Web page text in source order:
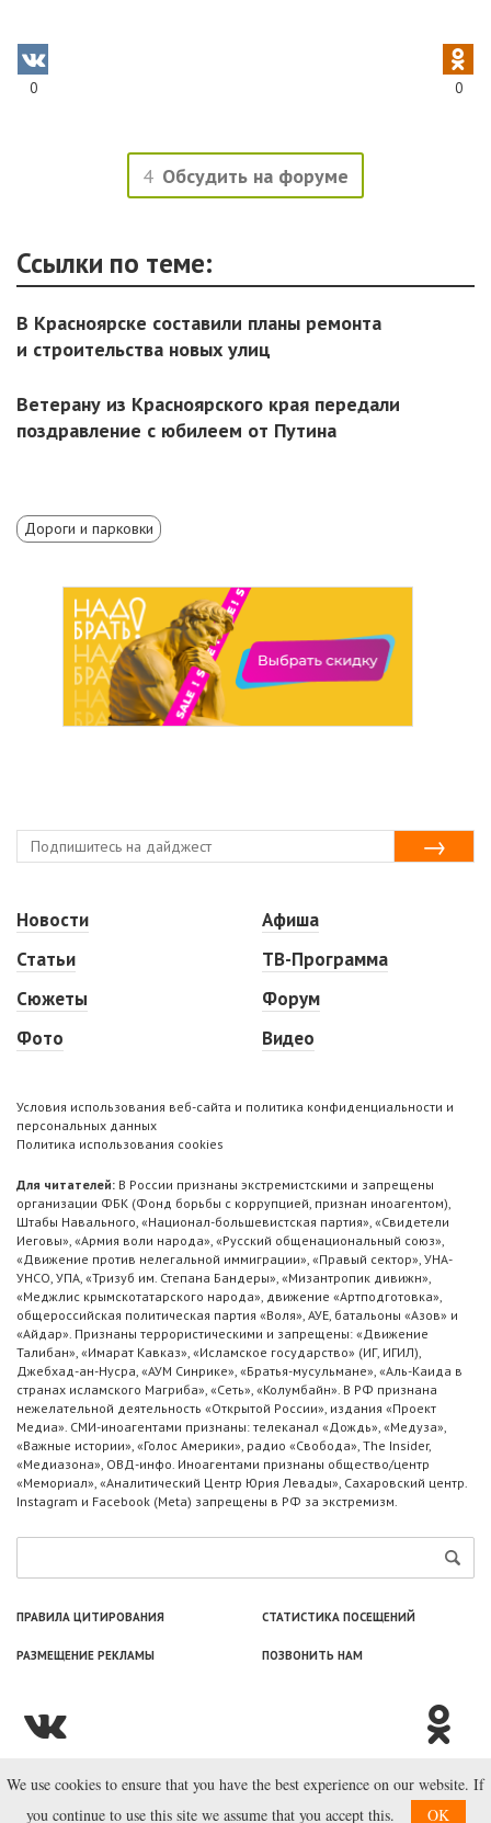
0 0
4 Обсудить на форуме
Ссылки по теме:
В Красноярске составили планы ремонта
и строительства новых улиц
Ветерану из Красноярского края передали
поздравление с юбилеем от Путина
Дороги и парковки
Новости
Статьи
Сюжеты
Фото
Афиша
ТВ-Программа
Форум
Видео
Условия использования веб-сайта и политика конфиденциальности и
персональных данных
Политика использования cookies
Для читателей: В России признаны экстремистскими и запрещены
организации ФБК (Фонд борьбы с коррупцией, признан иноагентом),
Штабы Навального, «Национал-большевистская партия», «Свидетели
Иеговы», «Армия воли народа», «Русский общенациональный союз»,
«Движение против нелегальной иммиграции», «Правый сектор», УНА-
УНСО, УПА, «Тризуб им. Степана Бандеры», «Мизантропик дивижн»,
«Меджлис крымскотатарского народа», движение «Артподготовка»,
общероссийская политическая партия «Воля», АУЕ, батальоны «Азов» и
«Айдар». Признаны террористическими и запрещены: «Движение
Талибан», «Имарат Кавказ», «Исламское государство» (ИГ, ИГИЛ),
Джебхад-ан-Нусра, «АУМ Синрике», «Братья-мусульмане», «Аль-Каида в
странах исламского Магриба», «Сеть», «Колумбайн». В РФ признана
нежелательной деятельность «Открытой России», издания «Проект
Медиа». СМИ-иноагентами признаны: телеканал «Дождь», «Медуза»,
«Важные истории», «Голос Америки», радио «Свобода», The Insider,
«Медиазона», ОВД-инфо. Иноагентами признаны общество/центр
«Мемориал», «Аналитический Центр Юрия Левады», Сахаровский центр.
Instagram и Facebook (Metа) запрещены в РФ за экстремизм.
ПРАВИЛА ЦИТИРОВАНИЯ СТАТИСТИКА ПОСЕЩЕНИЙ
РАЗМЕЩЕНИЕ РЕКЛАМЫ ПОЗВОНИТЬ НАМ
© ООО «Лаборатория Новоcтей», 2003—2026.
We use cookies to ensure that you have the best experience on our website. If
you continue to use this site we assume that you accept this.
OK